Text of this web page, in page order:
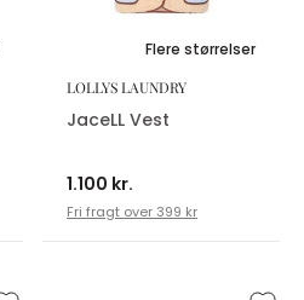
Flere størrelser
LOLLYS LAUNDRY
JaceLL Vest
1.100 kr.
Fri fragt over 399 kr